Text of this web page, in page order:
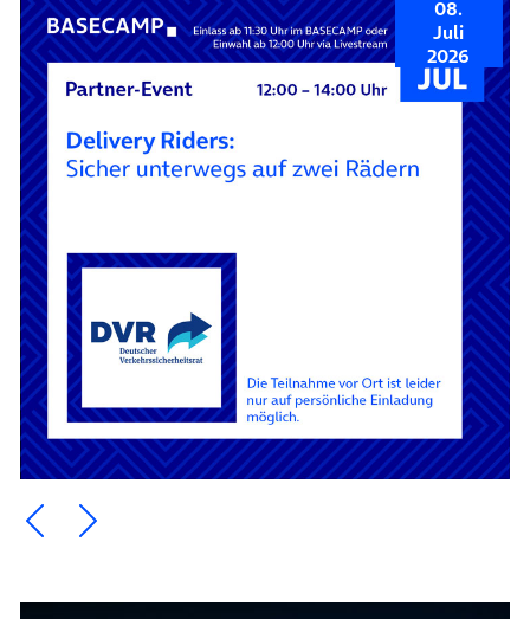
08.
Juli
2026
Ein Element zurück blättern
Ein Element weiter blättern